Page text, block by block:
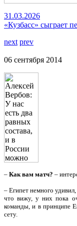
31.03.2026
«Кузбасс» сыграет
next prev
06 сентября 2014
– Как вам матч? –
– Египет немного
что вижу, у них пока
команды, и в принципе
сету.